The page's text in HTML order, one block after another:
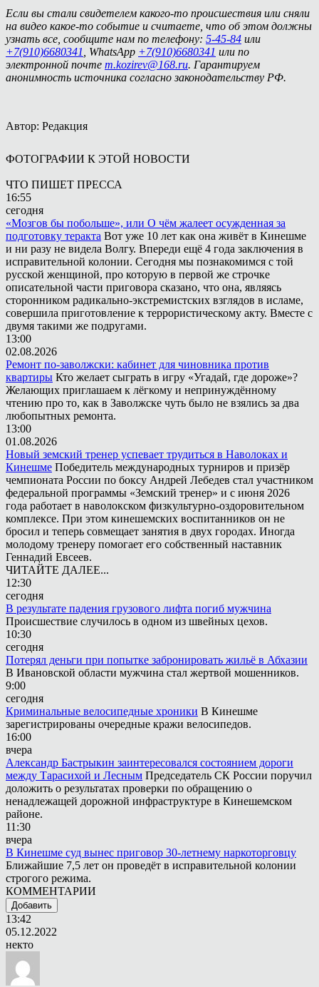
Если вы стали свидетелем какого-то происшествия или сняли
на видео какое-то событие и считаете, что об этом должны
узнать все, сообщите нам по телефону: 5-45-84 или
+7(910)6680341
, WhatsApp +7(910)6680341 или по
электронной почте m.kozirev@168.ru. Гарантируем
анонимность источника согласно законодательству РФ.
Автор: Редакция
ФОТОГРАФИИ К ЭТОЙ НОВОСТИ
ЧТО ПИШЕТ ПРЕССА
16:55
сегодня
«Мозгов бы побольше», или О чём жалеет осужденная за
подготовку теракта Вот уже 10 лет как она живёт в Кинешме
и ни разу не видела Волгу. Впереди ещё 4 года заключения в
исправительной колонии. Сегодня мы познакомимся с той
русской женщиной, про которую в первой же строчке
описательной части приговора сказано, что она, являясь
сторонником радикально-экстремистских взглядов в исламе,
совершила приготовление к террористическому акту. Вместе с
двумя такими же подругами.
13:00
02.08.2026
Ремонт по-заволжски: кабинет для чиновника против
квартиры Кто желает сыграть в игру «Угадай, где дороже»?
Желающих приглашаем к лёгкому и непринуждённому
чтению про то, как в Заволжске чуть было не взялись за два
любопытных ремонта.
13:00
01.08.2026
Новый земский тренер успевает трудиться в Наволоках и
Кинешме Победитель международных турниров и призёр
чемпионата России по боксу Андрей Лебедев стал участником
федеральной программы «Земский тренер» и с июня 2026
года работает в наволокском физкультурно-оздоровительном
комплексе. При этом кинешемских воспитанников он не
бросил и теперь совмещает занятия в двух городах. Иногда
молодому тренеру помогает его собственный наставник
Геннадий Евсеев.
ЧИТАЙТЕ ДАЛЕЕ...
12:30
сегодня
В результате падения грузового лифта погиб мужчина
Происшествие случилось в одном из швейных цехов.
10:30
сегодня
Потерял деньги при попытке забронировать жильё в Абхазии
В Ивановской области мужчина стал жертвой мошенников.
9:00
сегодня
Криминальные велосипедные хроники В Кинешме
зарегистрированы очередные кражи велосипедов.
16:00
вчера
Александр Бастрыкин заинтересовался состоянием дороги
между Тарасихой и Лесным Председатель СК России поручил
доложить о результатах проверки по обращению о
ненадлежащей дорожной инфраструктуре в Кинешемском
районе.
11:30
вчера
В Кинешме суд вынес приговор 30-летнему наркоторговцу
Ближайшие 7,5 лет он проведёт в исправительной колонии
строгого режима.
КОММЕНТАРИИ
Добавить
13:42
05.12.2022
некто